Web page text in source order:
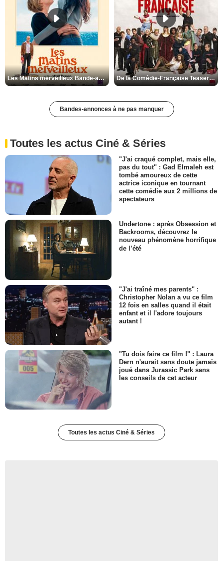
Les Matins merveilleux Bande-annonce VF De la Comédie-Française Teaser VF
Bandes-annonces à ne pas manquer
Toutes les actus Ciné & Séries
"J'ai craqué complet, mais elle,
pas du tout" : Gad Elmaleh est
tombé amoureux de cette
actrice iconique en tournant
cette comédie aux 2 millions de
spectateurs
Undertone : après Obsession et
Backrooms, découvrez le
nouveau phénomène horrifique
de l’été
"J'ai traîné mes parents" :
Christopher Nolan a vu ce film
12 fois en salles quand il était
enfant et il l'adore toujours
autant !
"Tu dois faire ce film !" : Laura
Dern n'aurait sans doute jamais
joué dans Jurassic Park sans
les conseils de cet acteur
Toutes les actus Ciné & Séries